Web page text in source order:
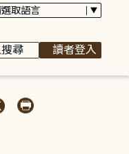
搜尋 讀者登入